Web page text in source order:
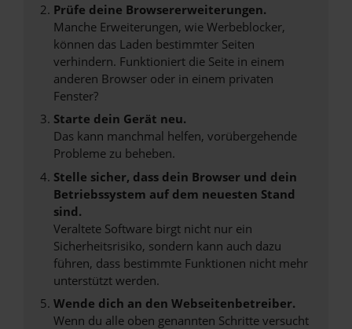
Prüfe deine Browsererweiterungen.
Manche Erweiterungen, wie Werbeblocker,
können das Laden bestimmter Seiten
verhindern. Funktioniert die Seite in einem
anderen Browser oder in einem privaten
Fenster?
Starte dein Gerät neu.
Das kann manchmal helfen, vorübergehende
Probleme zu beheben.
Stelle sicher, dass dein Browser und dein
Betriebssystem auf dem neuesten Stand
sind.
Veraltete Software birgt nicht nur ein
Sicherheitsrisiko, sondern kann auch dazu
führen, dass bestimmte Funktionen nicht mehr
unterstützt werden.
Wende dich an den Webseitenbetreiber.
Wenn du alle oben genannten Schritte versucht